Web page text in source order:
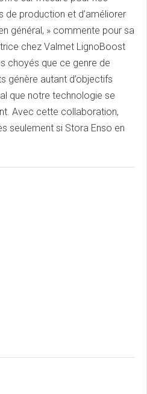
de production et d’améliorer
général, » commente pour sa
chez Valmet LignoBoost
choyés que ce genre de
génère autant d’objectifs
que notre technologie se
Avec cette collaboration,
seulement si Stora Enso en